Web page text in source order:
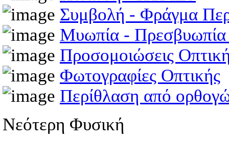
Συμβολή - Φράγμα
Μυωπία -
Προσομοιώσεις
Φωτογραφίες Οπτικής
Περίθλαση από
Νεότερη Φυσική